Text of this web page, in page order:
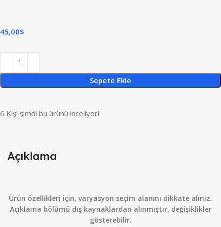
45,00$
Sepete Ekle
6 Kişi şimdi bu ürünü inceliyor!
Açıklama
Ürün özellikleri için, varyasyon seçim alanını dikkate alınız.
Açıklama bölümü dış kaynaklardan alınmıştır, değişiklikler
gösterebilir.